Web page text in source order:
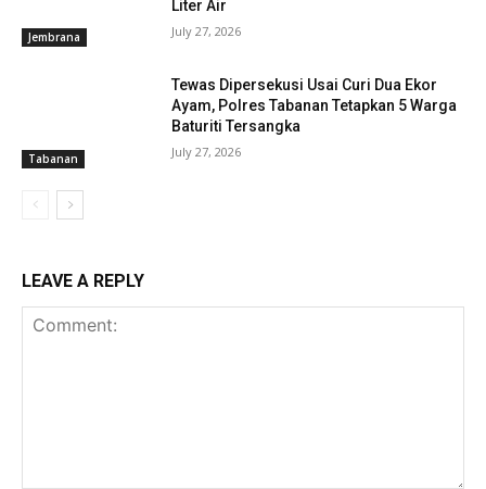
Jembrana
Liter Air
July 27, 2026
Tabanan
Tewas Dipersekusi Usai Curi Dua Ekor
Ayam, Polres Tabanan Tetapkan 5 Warga
Baturiti Tersangka
July 27, 2026
LEAVE A REPLY